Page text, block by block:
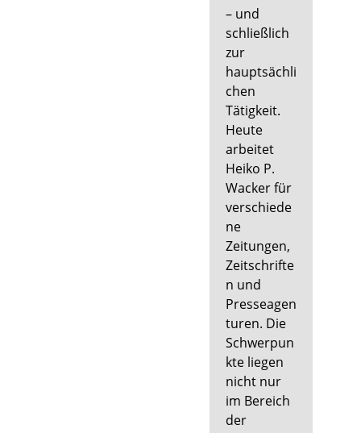
– und
schließlich
zur
hauptsächli
chen
Tätigkeit.
Heute
arbeitet
Heiko P.
Wacker für
verschiede
ne
Zeitungen,
Zeitschrifte
n und
Presseagen
turen. Die
Schwerpun
kte liegen
nicht nur
im Bereich
der